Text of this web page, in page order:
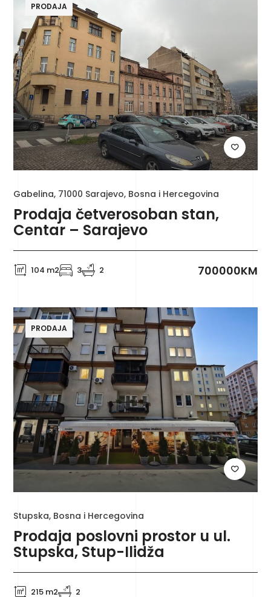
PRODAJA
Gabelina, 71000 Sarajevo, Bosna i Hercegovina
Prodaja četverosoban stan,
Centar – Sarajevo
104 m2 3 2 700000KM
PRODAJA
Stupska, Bosna i Hercegovina
Prodaja poslovni prostor u ul.
Stupska, Stup-Ilidža
215 m2 2